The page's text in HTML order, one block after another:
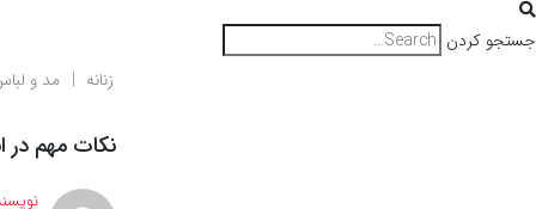
جستجو کردن
زنانه
مد و
نکات مهم در